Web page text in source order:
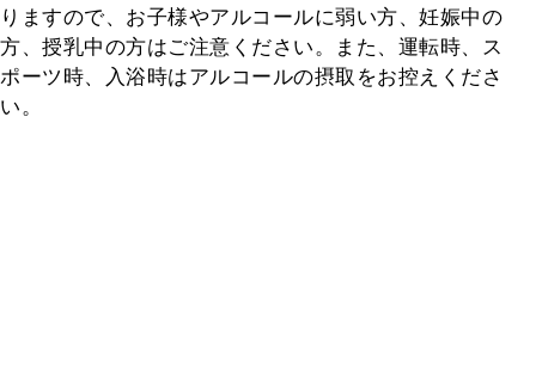
りますので、お子様やアルコールに弱い方、妊娠中の
方、授乳中の方はご注意ください。また、運転時、ス
ポーツ時、入浴時はアルコールの摂取をお控えくださ
い。